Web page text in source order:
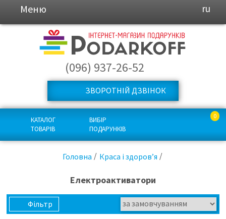
Меню ru
(096) 937-26-52
ЗВОРОТНІЙ ДЗВІНОК
КАТАЛОГ
ТОВАРІВ
ВИБІР
ПОДАРУНКІВ
0
Головна Краса і здоров’я
Електроактиватори
Фільтр